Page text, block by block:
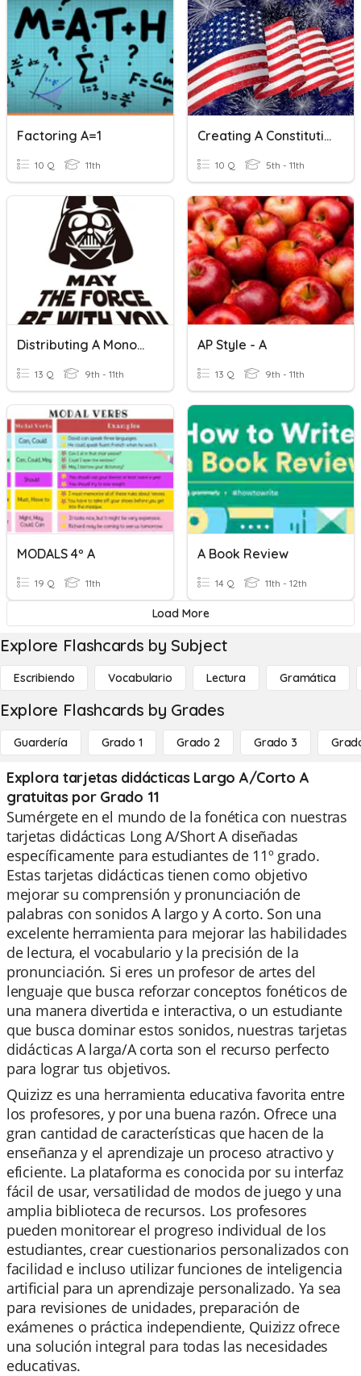
Factoring A=1
10 Q 11th
Creating A Constitution
10 Q 5th - 11th
Distributing A Monomial
13 Q 9th - 11th
AP Style - A
13 Q 9th - 11th
MODALS 4º A
19 Q 11th
A Book Review
14 Q 11th - 12th
Load More
Explore Flashcards by Subject
Escribiendo Vocabulario Lectura Gramática
Explore Flashcards by Grades
Guardería Grado 1 Grado 2 Grado 3
Explora tarjetas didácticas Largo A/Corto A
gratuitas por Grado 11
Sumérgete en el mundo de la fonética con nuestras
tarjetas didácticas Long A/Short A diseñadas
específicamente para estudiantes de 11º grado.
Estas tarjetas didácticas tienen como objetivo
mejorar su comprensión y pronunciación de
palabras con sonidos A largo y A corto. Son una
excelente herramienta para mejorar las habilidades
de lectura, el vocabulario y la precisión de la
pronunciación. Si eres un profesor de artes del
lenguaje que busca reforzar conceptos fonéticos de
una manera divertida e interactiva, o un estudiante
que busca dominar estos sonidos, nuestras tarjetas
didácticas A larga/A corta son el recurso perfecto
para lograr tus objetivos.
Quizizz es una herramienta educativa favorita entre
los profesores, y por una buena razón. Ofrece una
gran cantidad de características que hacen de la
enseñanza y el aprendizaje un proceso atractivo y
eficiente. La plataforma es conocida por su interfaz
fácil de usar, versatilidad de modos de juego y una
amplia biblioteca de recursos. Los profesores
pueden monitorear el progreso individual de los
estudiantes, crear cuestionarios personalizados con
facilidad e incluso utilizar funciones de inteligencia
artificial para un aprendizaje personalizado. Ya sea
para revisiones de unidades, preparación de
exámenes o práctica independiente, Quizizz ofrece
una solución integral para todas las necesidades
educativas.